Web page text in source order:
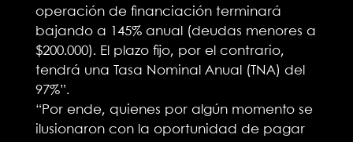
operación de financiación terminará
bajando a 145% anual (deudas menores a
$200.000). El plazo fijo, por el contrario,
tendrá una Tasa Nominal Anual (TNA) del
97%”.
“Por ende, quienes por algún momento se
ilusionaron con la oportunidad de pagar